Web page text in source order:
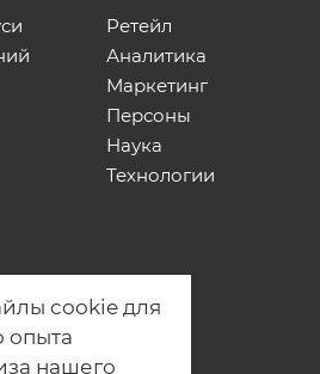
Ретейл
Аналитика
Маркетинг
Персоны
Наука
Технологии
cookie для
опыта
нашего